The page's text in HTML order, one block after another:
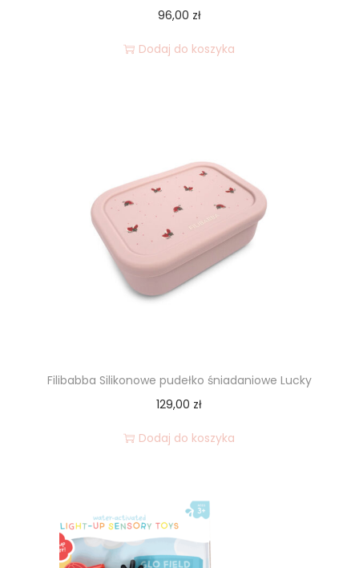
96,00 zł
Dodaj do koszyka
Filibabba Silikonowe pudełko śniadaniowe Lucky
129,00 zł
Dodaj do koszyka